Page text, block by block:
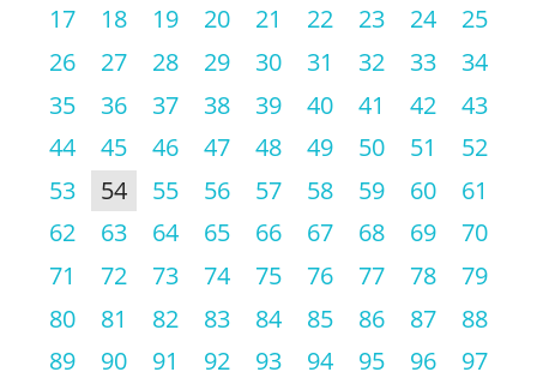
17
18 19 20 21 22 23 24
25
26
27 28 29 30 31 32 33
34
35
36 37 38 39 40 41 42
43
44
45 46 47 48 49 50 51
52
53
54 55 56 57 58 59 60
61
62
63 64 65 66 67 68 69
70
71
72 73 74 75 76 77 78
79
80
81 82 83 84 85 86 87
88
89
90 91 92 93 94 95 96
97